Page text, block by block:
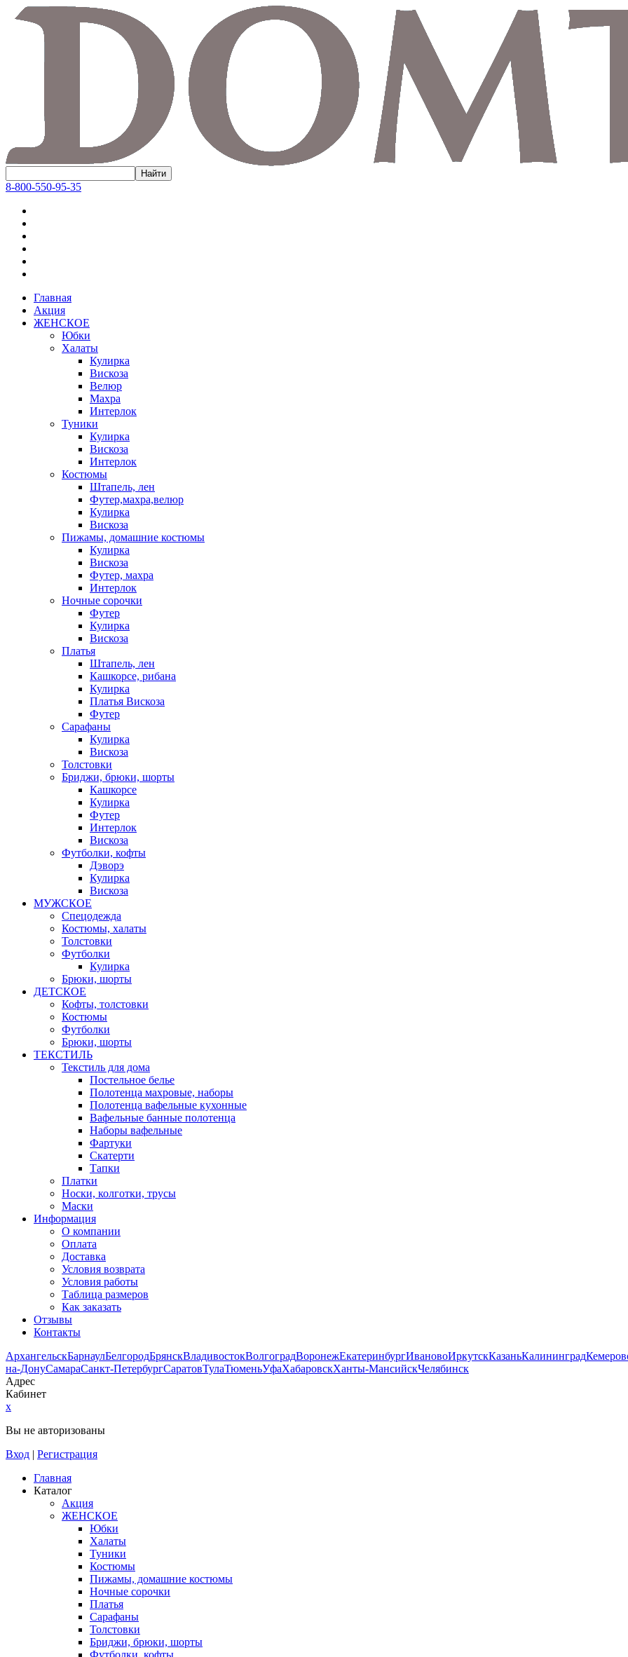
8-800-550-95-35
Главная
Акция
ЖЕНСКОЕ
Юбки
Халаты
Кулирка
Вискоза
Велюр
Махра
Интерлок
Туники
Кулирка
Вискоза
Интерлок
Костюмы
Штапель, лен
Футер,махра,велюр
Кулирка
Вискоза
Пижамы, домашние костюмы
Кулирка
Вискоза
Футер, махра
Интерлок
Ночные сорочки
Футер
Кулирка
Вискоза
Платья
Штапель, лен
Кашкорсе, рибана
Кулирка
Платья Вискоза
Футер
Сарафаны
Кулирка
Вискоза
Толстовки
Бриджи, брюки, шорты
Кашкорсе
Кулирка
Футер
Интерлок
Вискоза
Футболки, кофты
Дэворэ
Кулирка
Вискоза
МУЖСКОЕ
Спецодежда
Костюмы, халаты
Толстовки
Футболки
Кулирка
Брюки, шорты
ДЕТСКОЕ
Кофты, толстовки
Костюмы
Футболки
Брюки, шорты
ТЕКСТИЛЬ
Текстиль для дома
Постельное белье
Полотенца махровые, наборы
Полотенца вафельные кухонные
Вафельные банные полотенца
Наборы вафельные
Фартуки
Скатерти
Тапки
Платки
Носки, колготки, трусы
Маски
Информация
О компании
Оплата
Доставка
Условия возврата
Условия работы
Таблица размеров
Как заказать
Отзывы
Контакты
АрхангельскБарнаулБелгородБрянскВладивостокВолгоградВоронежЕкатеринбургИвановоИркутскКазаньКалининград
на-ДонуСамараСанкт-ПетербургСаратовТулаТюменьУфаХабаровскХанты-МансийскЧелябинск
Адрес
Кабинет
x
Вы не авторизованы
Вход | Регистрация
Главная
Каталог
Акция
ЖЕНСКОЕ
Юбки
Халаты
Туники
Костюмы
Пижамы, домашние костюмы
Ночные сорочки
Платья
Сарафаны
Толстовки
Бриджи, брюки, шорты
Футболки, кофты